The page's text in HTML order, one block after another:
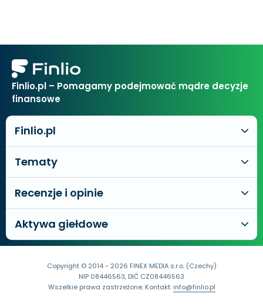
Finlio.pl – Pomagamy podejmować mądre decyzje
finansowe
Finlio.pl
Tematy
Recenzje i opinie
Aktywa giełdowe
Copyright © 2014 - 2026 FINEX MEDIA s.r.o. (Czechy)
NIP 08446563, DIČ CZ08446563
Wszelkie prawa zastrzeżone. Kontakt:info@finlio.pl